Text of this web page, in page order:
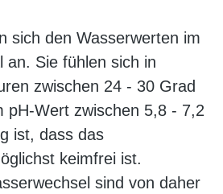
sich den Wasserwerten im
an. Sie fühlen sich in
zwischen 24 - 30 Grad
pH-Wert zwischen 5,8 - 7,2
ist, dass das
keimfrei ist.
sind von daher